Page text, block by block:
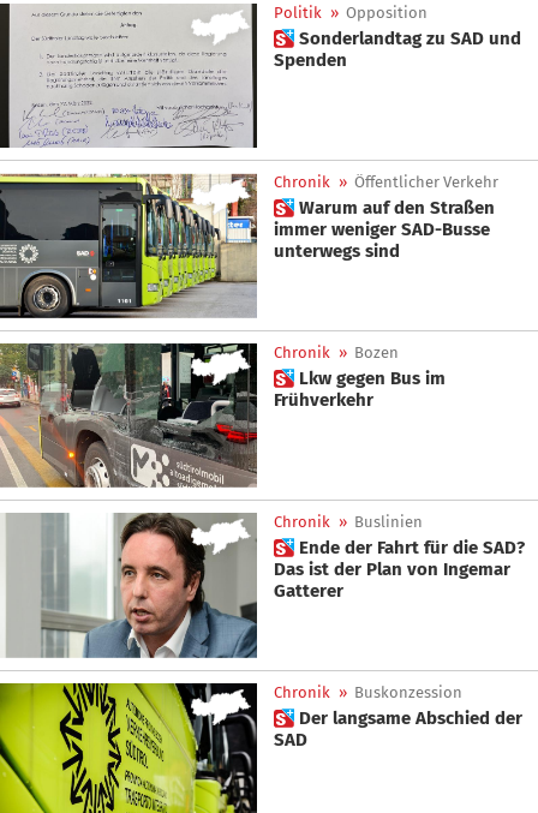
Politik » Opposition
 Sonderlandtag zu SAD und
Spenden
Chronik » Öffentlicher Verkehr
 Warum auf den Straßen
immer weniger SAD-Busse
unterwegs sind
Chronik » Bozen
 Lkw gegen Bus im
Frühverkehr
Chronik » Buslinien
 Ende der Fahrt für die SAD?
Das ist der Plan von Ingemar
Gatterer
Chronik » Buskonzession
 Der langsame Abschied der
SAD